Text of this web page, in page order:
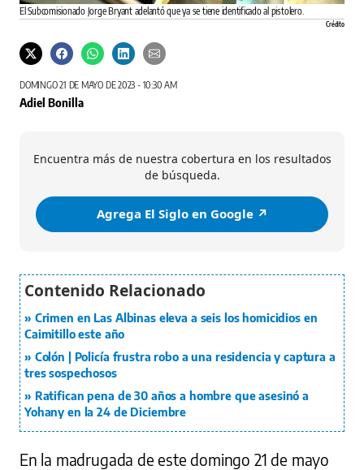
El Subcomisionado Jorge Bryant adelantó que ya se tiene identificado al pistolero.
Crédito
DOMINGO 21 DE MAYO DE 2023 - 10:30 AM
Adiel Bonilla
Encuentra más de nuestra cobertura en los resultados
de búsqueda.
Agrega El Siglo en Google ↗️
Crimen en Las Albinas eleva a seis los homicidios en
Caimitillo este año
Colón | Policía frustra robo a una residencia y captura a
tres sospechosos
Ratifican pena de 30 años a hombre que asesinó a
Yohany en la 24 de Diciembre
En la madrugada de este domingo 21 de mayo